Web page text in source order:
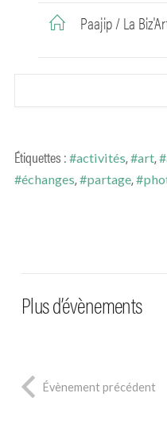
Paajip / La
Étiquettes : #activités,#art,
#échanges,#partage,
Plus d’évènements
Évènement précédent